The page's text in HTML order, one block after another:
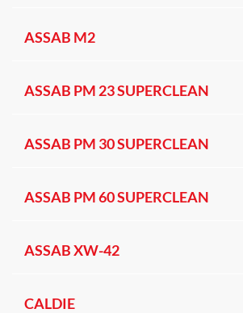
ASSAB M2
ASSAB PM 23 SUPERCLEAN
ASSAB PM 30 SUPERCLEAN
ASSAB PM 60 SUPERCLEAN
ASSAB XW-42
CALDIE